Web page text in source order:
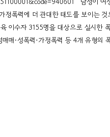
정폭력에 더 관대한 태도를 보이는
이수자 3155명을 대상으로 실시한
매·성폭력·가정폭력 등 4개 유형의